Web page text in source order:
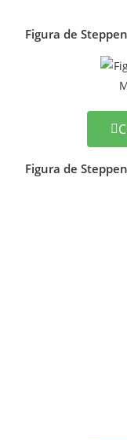
Figura de
Figura de